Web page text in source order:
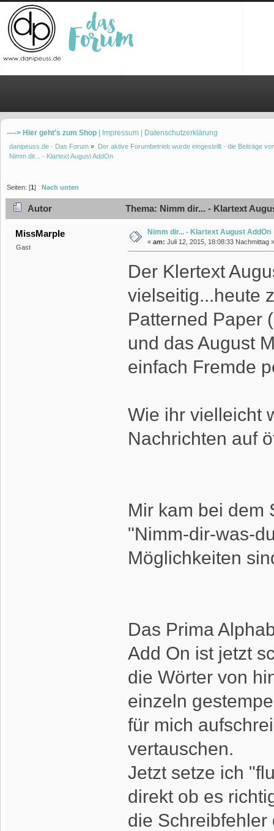
----> Hier geht's zum Shop | Impressum | Datenschutzerklärung
danipeuss.de - Das Forum » Der aktive Forumbetrieb wurde eingestellt - die Beiträge
Nimm dir... - Klartext August AddOn
Seiten: [1] Nach unten
Autor Thema: Nimm dir... - Klartext
MissMarple
Gast
Nimm dir... - Klartext August AddOn
« am: Juli 12, 2015, 18:08:33 Nachmittag »
Der Klertext
vielseitig...heute
Patterned Paper
und das August
einfach Fremde
Wie ihr vielleicht
Nachrichten auf
Mir kam bei dem
"Nimm-dir-was-
Möglichkeiten
Das Prima
Add On ist jetzt
die Wörter von
einzeln
für mich
vertauschen.
Jetzt setze ich
direkt ob es
die